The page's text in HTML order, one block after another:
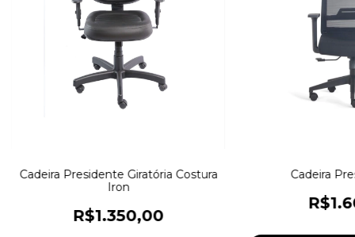
Cadeira Presidente Giratória Costura
Iron
R$1.350,00
Cadeira